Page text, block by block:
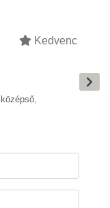
Kedvenc
középső,